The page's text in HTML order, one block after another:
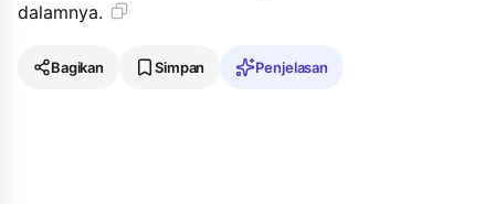
dalamnya.
Bagikan Simpan Penjelasan